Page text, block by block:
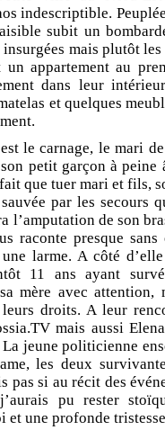
indescriptible.
subit un
mais plutôt
appartement au
dans leur
et quelques
le carnage, le mari
petit garçon à
que tuer mari et fils,
par les secours
l’amputation de son
raconte presque sans
larme. A côté
11 ans ayant
mère avec
leurs droits. A leur
mais aussi
jeune politicienne
les deux
pas si au récit des
pu rester
et une profonde